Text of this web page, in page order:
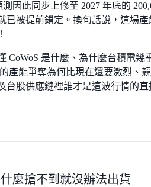
因此同步上修至 2027 年底的
已被提前鎖定。換句話說，這場產
CoWoS 是什麼、為什麼台積電幾
產能爭奪為何比現在還要激烈、
台股供應鏈裡誰才是這波行情的直
麼搶不到就沒辦法出貨